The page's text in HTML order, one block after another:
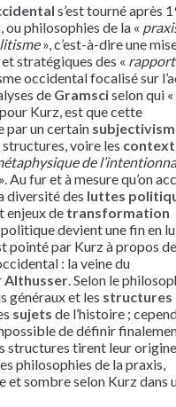
s’est tourné après
, ou philosophies de la «
», c’est-à-dire une
stratégiques des «
occidental focalisé sur
de Gramsciselon qui «
Kurz, est que cette
par un certain
voire les
de
Au fur et à mesure qu’on
diversité des luttes
enjeux de transformation
devient une fin en
pointé par Kurz à propos de
: la veine du
Althusser. Selon le
généraux et les structures
sujets de l’histoire ;
de définir
structures tirent leur
philosophies de la praxis,
et sombre selon Kurz dans